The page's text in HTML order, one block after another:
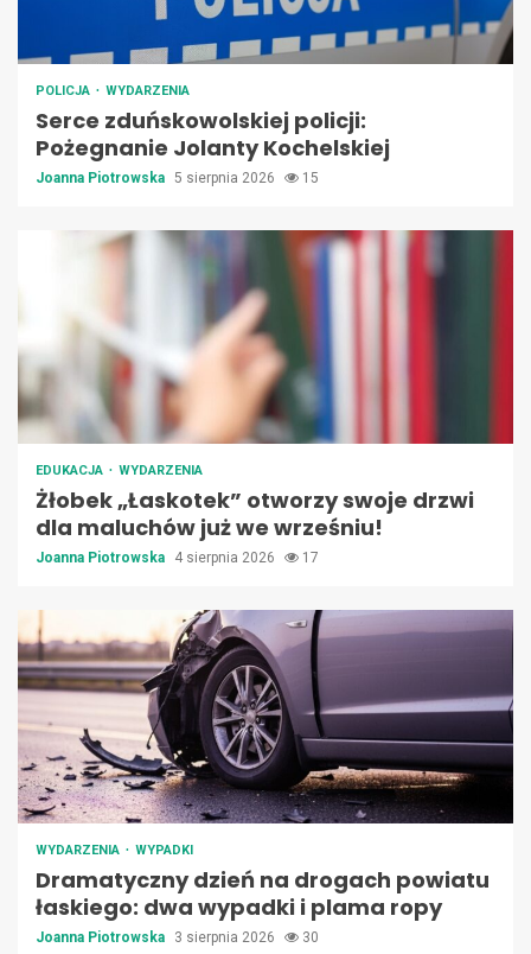
POLICJA WYDARZENIA
Serce zduńskowolskiej policji:
Pożegnanie Jolanty Kochelskiej
Joanna Piotrowska 5 sierpnia 2026 15
EDUKACJA WYDARZENIA
Żłobek „Łaskotek” otworzy swoje drzwi
dla maluchów już we wrześniu!
Joanna Piotrowska 4 sierpnia 2026 17
WYDARZENIA WYPADKI
Dramatyczny dzień na drogach powiatu
łaskiego: dwa wypadki i plama ropy
Joanna Piotrowska 3 sierpnia 2026 30